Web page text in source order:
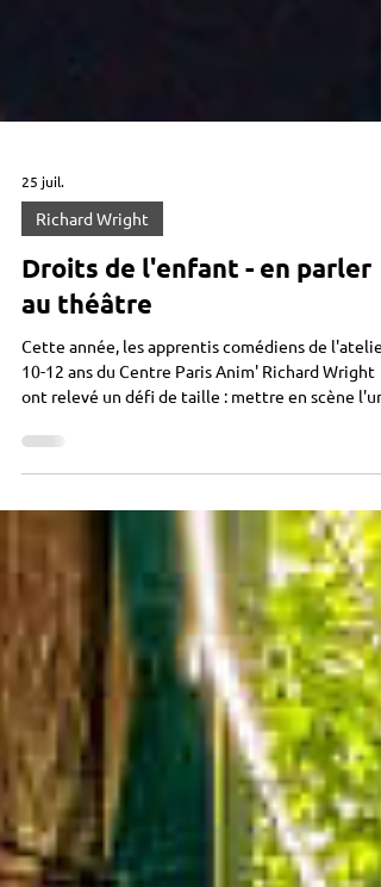
25 juil.
Richard Wright
Droits de l'enfant - en parler
au théâtre
Cette année, les apprentis comédiens de l'atelier
ont relevé un défi de taille : mettre en scène l'un
Littérature Jeunesse de l'UNICEF ? Et comment
est-ce qu'on adapte un roman en pièce de théâtre
? On a retrouvé le groupe, guidé par Sarah, à trois
moments clés de l'année : Le début du travail de
mise en scène, les derniers préparatifs à